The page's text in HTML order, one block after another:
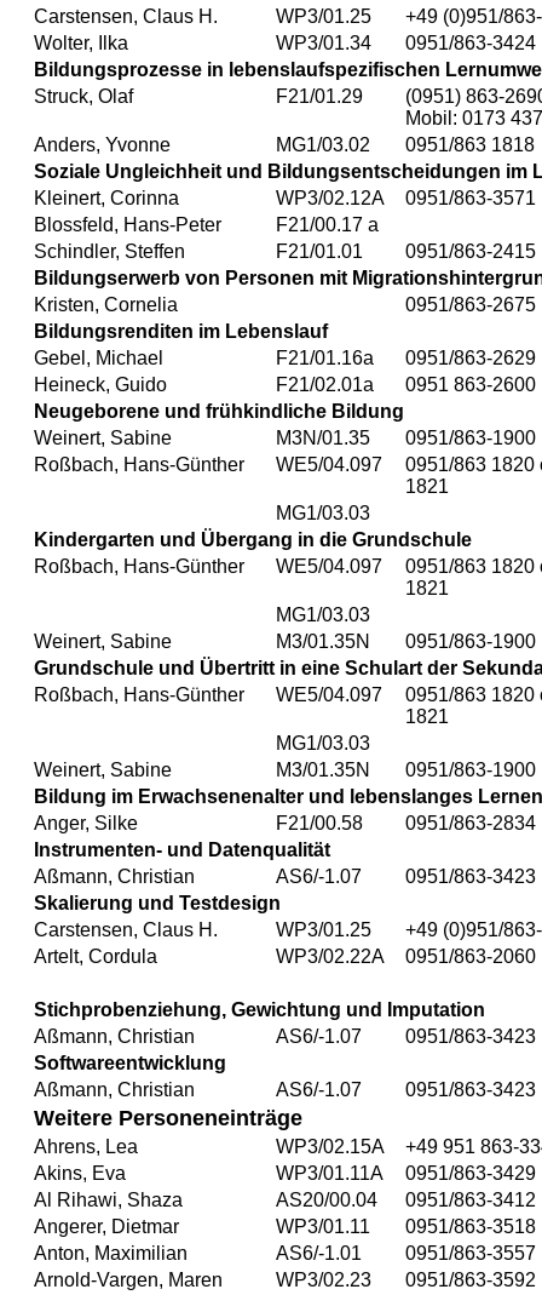
Carstensen, Claus H. WP3/01.25
+49 (0)951/
Wolter, Ilka
WP3/01.34
0951/863-3424
Bildungsprozesse in lebenslaufspezifischen
Struck, Olaf
F21/01.29
(0951) 863-
Mobil: 0173
Anders, Yvonne
MG1/03.02
0951/863 1818
Soziale Ungleichheit und Bildungsentscheidungen im
Kleinert, Corinna
WP3/02.12A
0951/863-3571
Blossfeld, Hans-Peter
F21/00.17 a
Schindler, Steffen
F21/01.01
0951/863-2415
Bildungserwerb von Personen mit
Kristen, Cornelia
0951/863-2675
Bildungsrenditen im Lebenslauf
Gebel, Michael
F21/01.16a
0951/863-2629
Heineck, Guido
F21/02.01a
0951 863-2600
Neugeborene und frühkindliche Bildung
Weinert, Sabine
M3N/01.35
0951/863-1900
Roßbach, Hans-Günther
WE5/04.097
0951/863 1820
1821
MG1/03.03
Kindergarten und Übergang in die Grundschule
Roßbach, Hans-Günther
WE5/04.097
0951/863 1820
1821
MG1/03.03
Weinert, Sabine
M3/01.35N
0951/863-1900
Grundschule und Übertritt in eine Schulart der
Roßbach, Hans-Günther
WE5/04.097
0951/863 1820
1821
MG1/03.03
Weinert, Sabine
M3/01.35N
0951/863-1900
Bildung im Erwachsenenalter und lebenslanges Lernen
Anger, Silke
F21/00.58
0951/863-2834
Instrumenten- und Datenqualität
Aßmann, Christian
AS6/-1.07
0951/863-3423
Skalierung und Testdesign
Carstensen, Claus H.
WP3/01.25
+49 (0)951/
Artelt, Cordula
WP3/02.22A 0951/863-2060
Stichprobenziehung, Gewichtung und Imputation
Aßmann, Christian
AS6/-1.07
0951/863-3423
Softwareentwicklung
Aßmann, Christian
AS6/-1.07 0951/863-3423
Weitere Personeneinträge
Ahrens, Lea WP3/02.15A
+49 951 863-
Akins, Eva
WP3/01.11A
0951/863-3429
Al Rihawi, Shaza
AS20/00.04
0951/863-3412
Angerer, Dietmar
WP3/01.11
0951/863-3518
Anton, Maximilian
AS6/-1.01
0951/863-3557
Arnold-Vargen, Maren
WP3/02.23
0951/863-3592